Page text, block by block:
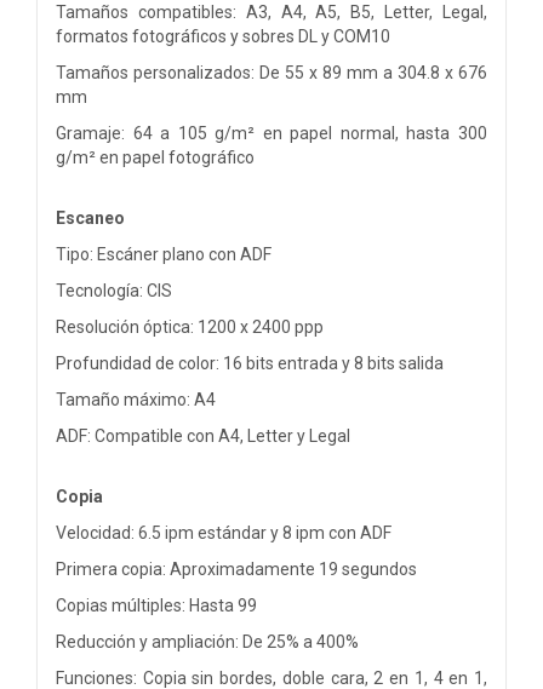
Tamaños compatibles: A3, A4, A5, B5, Letter, Legal,
formatos fotográficos y sobres DL y COM10
Tamaños personalizados: De 55 x 89 mm a 304.8 x 676
mm
Gramaje: 64 a 105 g/m² en papel normal, hasta 300
g/m² en papel fotográfico
Escaneo
Tipo: Escáner plano con ADF
Tecnología: CIS
Resolución óptica: 1200 x 2400 ppp
Profundidad de color: 16 bits entrada y 8 bits salida
Tamaño máximo: A4
ADF: Compatible con A4, Letter y Legal
Copia
Velocidad: 6.5 ipm estándar y 8 ipm con ADF
Primera copia: Aproximadamente 19 segundos
Copias múltiples: Hasta 99
Reducción y ampliación: De 25% a 400%
Funciones: Copia sin bordes, doble cara, 2 en 1, 4 en 1,